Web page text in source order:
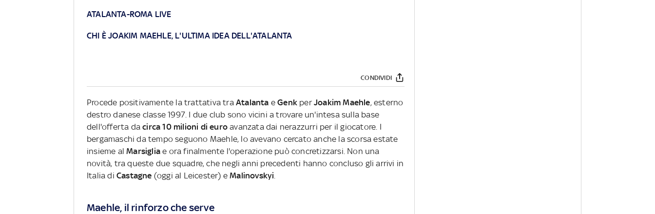
ATALANTA-ROMA LIVE
CHI È JOAKIM MAEHLE, L'ULTIMA IDEA DELL'ATALANTA
CONDIVIDI
Procede positivamente la trattativa tra Atalanta eGenk perJoakim Maehle, esterno
destro danese classe 1997. I due club sono vicini a trovare un'intesa sulla base
dell'offerta dacirca 10 milioni di euro avanzata dai nerazzurri per il giocatore. I
bergamaschi da tempo seguono Maehle, lo avevano cercato anche la scorsa estate
insieme alMarsiglia e ora finalmente l'operazione può concretizzarsi. Non una
novità, tra queste due squadre, che negli anni precedenti hanno concluso gli arrivi in
Italia di Castagne (oggi al Leicester) eMalinovskyi.
Maehle, il rinforzo che serve